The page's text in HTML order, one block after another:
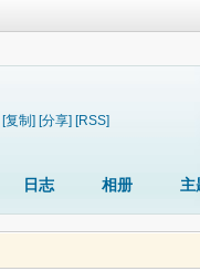
[复制] [分享] [RSS]
日志 相册 主